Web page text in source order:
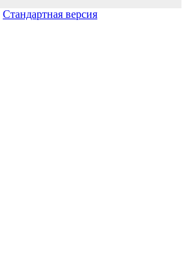
Стандартная версия